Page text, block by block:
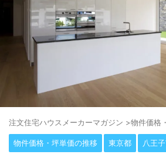
注⽂住宅ハウスメーカーマガジン >物件価格
物件価格・坪単価の推移 東京都 八王